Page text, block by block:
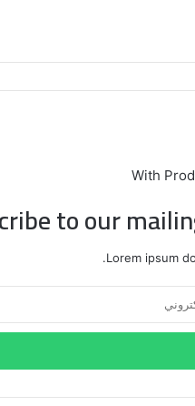
With
to our
Lorem ipsum
نبيل
ناقلة